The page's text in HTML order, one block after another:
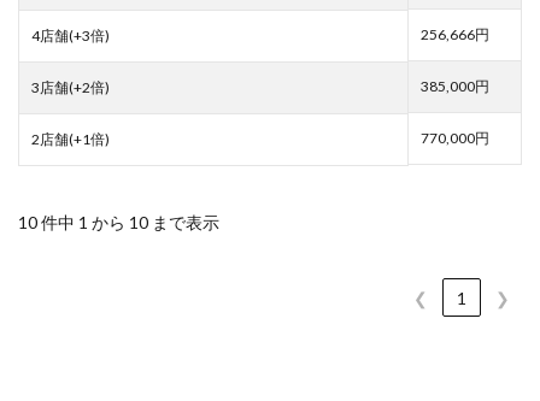
4店舗(+3倍) 256,666円
3店舗(+2倍) 385,000円
2店舗(+1倍) 770,000円
10 件中 1 から 10 まで表示
❮ 1 ❯